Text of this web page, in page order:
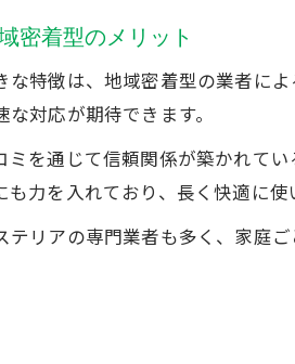
密着型のメリット
特徴は、地域密着型の業者に
対応が期待できます。
ミを通じて信頼関係が築かれて
力を入れており、長く快適に
テリアの専門業者も多く、家庭